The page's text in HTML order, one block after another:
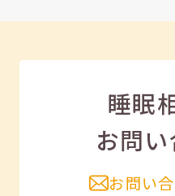
睡眠
お問
お問い